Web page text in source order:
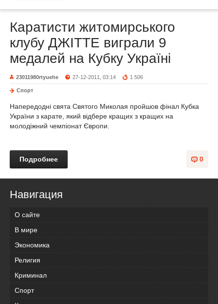
Каратисти житомирського
клубу ДЖІТТЕ виграли 9
медалей на Кубку Україні
23011980rtyuehe 27-12-2011, 03:14 1 506
Спорт
Напередодні свята Святого Миколая пройшов фінал Кубка
України з карате, який відбере кращих з кращих на
молодіжний чемпіонат Європи.
0
Подробнее
Навигация
О сайте
В мире
Экономика
Религия
Криминал
Спорт